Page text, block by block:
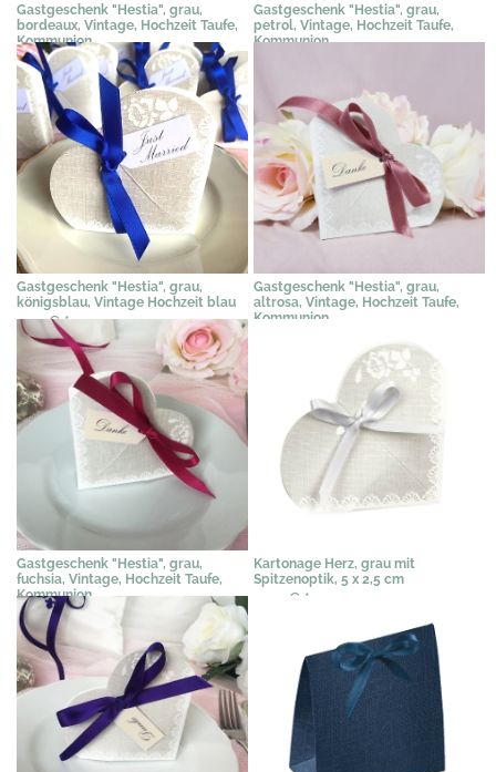
Gastgeschenk "Hestia", grau,
bordeaux, Vintage, Hochzeit Taufe,
Kommunion
2,31 € *
Gastgeschenk "Hestia", grau,
petrol, Vintage, Hochzeit Taufe,
Kommunion
Gastgeschenk "Hestia", grau,
königsblau, Vintage Hochzeit blau
2,31 €*
Gastgeschenk "Hestia", grau,
altrosa, Vintage, Hochzeit Taufe,
Kommunion
Gastgeschenk "Hestia", grau,
fuchsia, Vintage, Hochzeit Taufe,
Kommunion
2,31 € *
Kartonage Herz, grau mit
Spitzenoptik, 5 x 2,5 cm
0,97 € *